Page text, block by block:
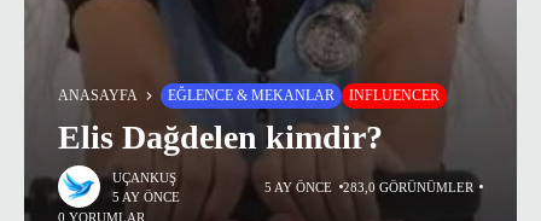
ANASAYFA EĞLENCE & MEKANLAR INFLUENCER
Elis Dağdelen kimdir?
UÇANKUŞ
5 AY ÖNCE
5 AY ÖNCE 283,0 GÖRÜNÜMLER
0 YORUMLAR